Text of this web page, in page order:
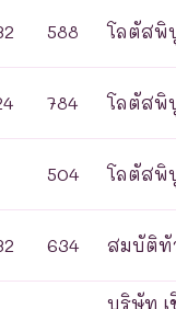
588 โลตัสพิ
784 โลตัสพิ
504 โลตัสพิ
634 สมบัติทั
บริษัท เ